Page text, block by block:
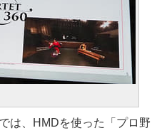
は、HMDを使った「プロ野